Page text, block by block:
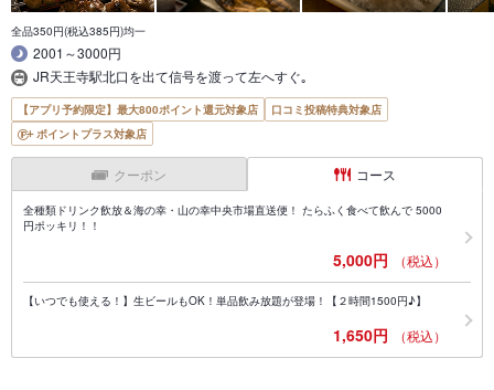
全品350円(税込385円)均一
2001～3000円
JR天王寺駅北口を出て信号を渡って左へすぐ｡
【アプリ予約限定】最大800ポイント還元対象店
口コミ投稿特典対象店
ポイントプラス対象店
クーポン コース
全種類ドリンク飲放＆海の幸・山の幸中央市場直送便！ たらふく食べて飲んで 5000
円ポッキリ！！
5,000円 （税込）
【いつでも使える！】生ビールもOK！単品飲み放題が登場！【２時間1500円♪】
1,650円 （税込）